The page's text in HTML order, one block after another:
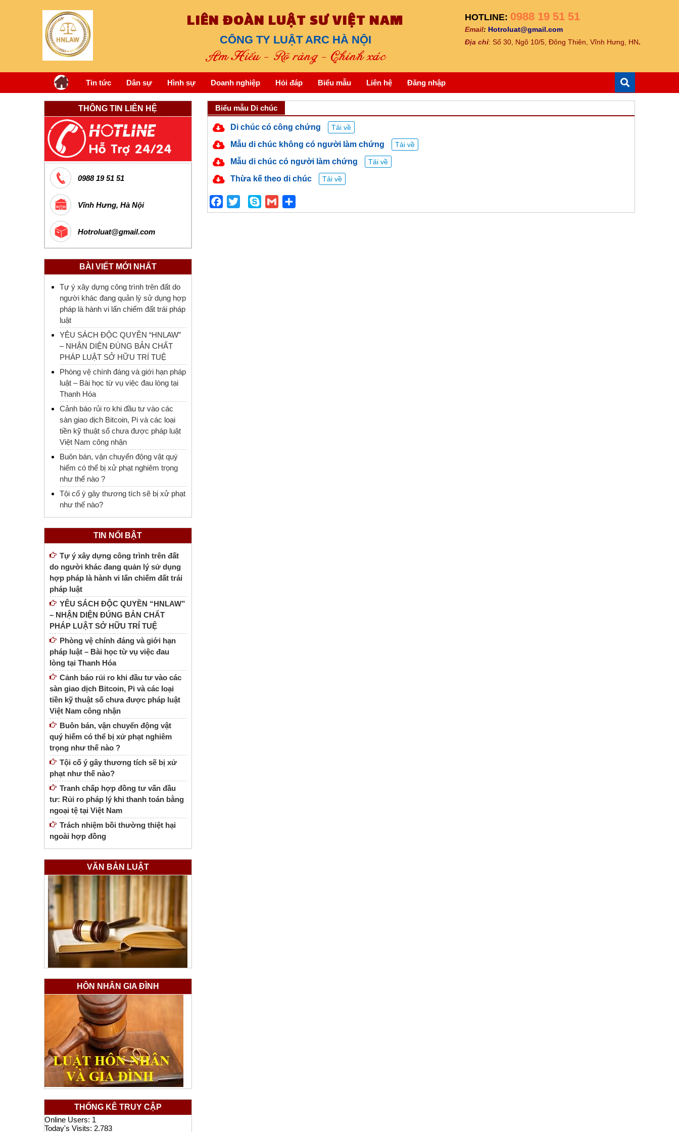
LIÊN ĐOÀN LUẬT SƯ VIỆT NAM
CÔNG TY LUẬT ARC HÀ NỘI
Am Hiểu - Rõ ràng - Chính xác
HOTLINE: 0988 19 51 51
Email: Hotroluat@gmail.com
Địa chỉ: Số 30, Ngõ 10/5, Đông Thiên, Vĩnh Hưng, HN.
Tin tức Dân sự Hình sự Doanh nghiệp Hỏi đáp Biểu mẫu Liên hệ Đăng nhập
Biểu mẫu Di chúc
Di chúc có công chứng Tải về
Mẫu di chúc không có người làm chứng Tải về
Mẫu di chúc có người làm chứng Tải về
Thừa kế theo di chúc Tải về
Facebook
Twitter Skype Gmail
THÔNG TIN LIÊN HỆ
0988 19 51 51
Vĩnh Hưng, Hà Nội
Hotroluat@gmail.com
BÀI VIẾT MỚI NHẤT
Tự ý xây dựng công trình trên đất do
người khác đang quản lý sử dụng hợp
pháp là hành vi lấn chiếm đất trái pháp
luật
YÊU SÁCH ĐỘC QUYỀN “HNLAW”
– NHẬN DIỆN ĐÚNG BẢN CHẤT
PHÁP LUẬT SỞ HỮU TRÍ TUỆ
Phòng vệ chính đáng và giới hạn pháp
luật – Bài học từ vụ việc đau lòng tại
Thanh Hóa
Cảnh báo rủi ro khi đầu tư vào các
sàn giao dịch Bitcoin, Pi và các loại
tiền kỹ thuật số chưa được pháp luật
Việt Nam công nhận
Buôn bán, vận chuyển động vật quý
hiếm có thể bị xử phạt nghiêm trọng
như thế nào ?
Tội cố ý gây thương tích sẽ bị xử phạt
như thế nào?
TIN NỔI BẬT
Tự ý xây dựng công trình trên đất
do người khác đang quản lý sử dụng
hợp pháp là hành vi lấn chiếm đất trái
pháp luật
YÊU SÁCH ĐỘC QUYỀN “HNLAW”
– NHẬN DIỆN ĐÚNG BẢN CHẤT
PHÁP LUẬT SỞ HỮU TRÍ TUỆ
Phòng vệ chính đáng và giới hạn
pháp luật – Bài học từ vụ việc đau
lòng tại Thanh Hóa
Cảnh báo rủi ro khi đầu tư vào các
sàn giao dịch Bitcoin, Pi và các loại
tiền kỹ thuật số chưa được pháp luật
Việt Nam công nhận
Buôn bán, vận chuyển động vật
quý hiếm có thể bị xử phạt nghiêm
trọng như thế nào ?
Tội cố ý gây thương tích sẽ bị xử
phạt như thế nào?
Tranh chấp hợp đồng tư vấn đầu
tư: Rủi ro pháp lý khi thanh toán bằng
ngoại tệ tại Việt Nam
Trách nhiệm bồi thường thiệt hại
ngoài hợp đồng
VĂN BẢN LUẬT
HÔN NHÂN GIA ĐÌNH
THỐNG KÊ TRUY CẬP
Online Users: 1
Today's Visits: 2.783